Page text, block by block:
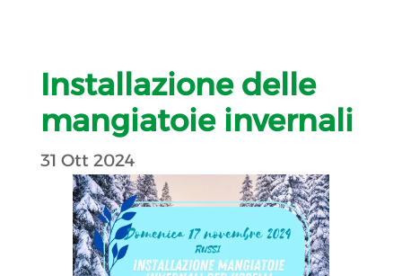
Installazione delle
mangiatoie invernali
31 Ott 2024